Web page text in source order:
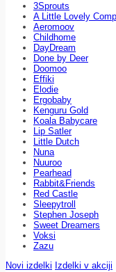
3Sprouts
A Little Lovely
Aeromoov
Childhome
DayDream
Done by Deer
Doomoo
Effiki
Elodie
Ergobaby
Kenguru Gold
Koala Babycare
Lip Satler
Little Dutch
Nuna
Nuuroo
Pearhead
Rabbit&Friends
Red Castle
Sleepytroll
Stephen Joseph
Sweet Dreamers
Voksi
Zazu
Novi izdelki Izdelki v akciji